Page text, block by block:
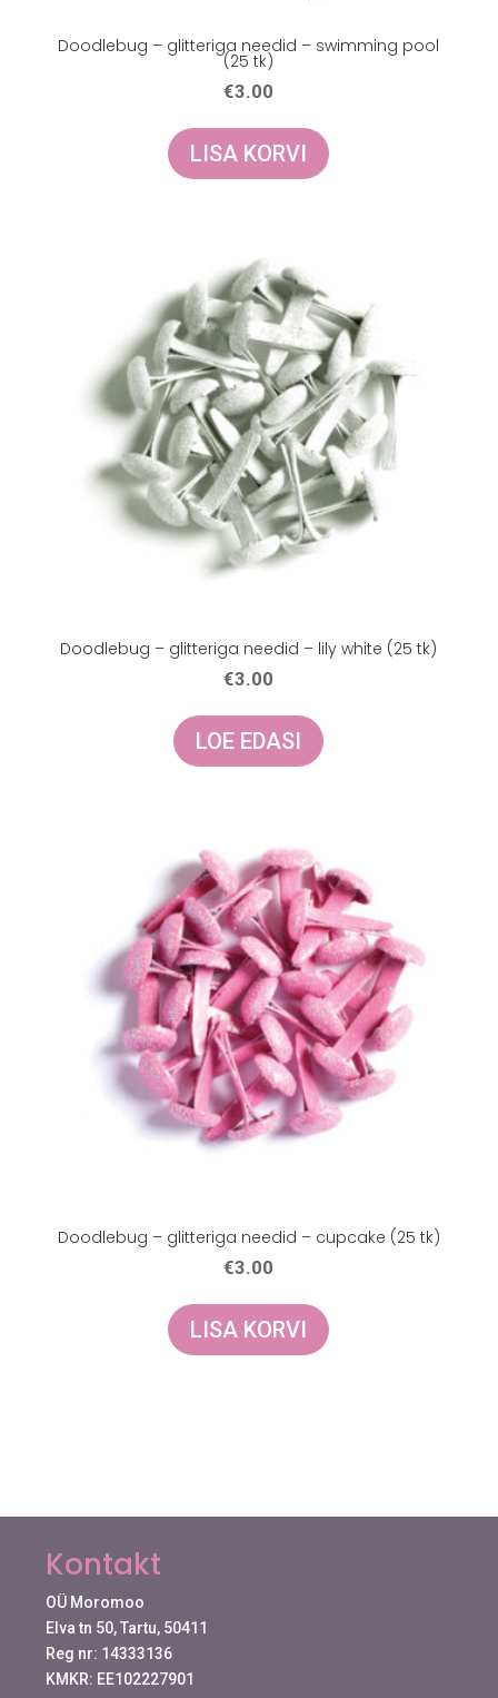
Doodlebug – glitteriga needid – swimming pool
(25 tk)
€3.00
LISA KORVI
Doodlebug – glitteriga needid – lily white (25 tk)
€3.00
LOE EDASI
Doodlebug – glitteriga needid – cupcake (25 tk)
€3.00
LISA KORVI
Kontakt
OÜ Moromoo
Elva tn 50, Tartu, 50411
Reg nr: 14333136
KMKR: EE102227901